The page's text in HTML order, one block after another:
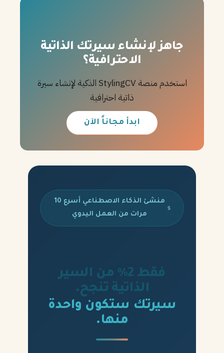
جاهز لإنشاء سيرتك الذاتية
الاحترافية؟
استخدم منصة StylingCV الذكية لإنشاء سيرة
ذاتية احترافية
ابدأ مجاناً الآن
منشئ الذكاء الاصطناعي أسرع 10
مرات من العمل اليدوي
فقط 2% من السير
الذاتية تنجح.
سيرتك ستكون واحدة
منها.